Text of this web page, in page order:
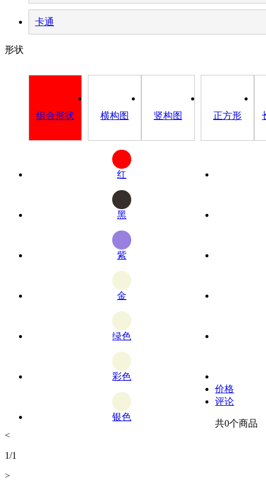
卡通
形状
组合形状 横构图 竖构图 正方形
红
黑
紫
金
绿色
彩色
银色
价格
评论
共0个商品
<
1/1
>